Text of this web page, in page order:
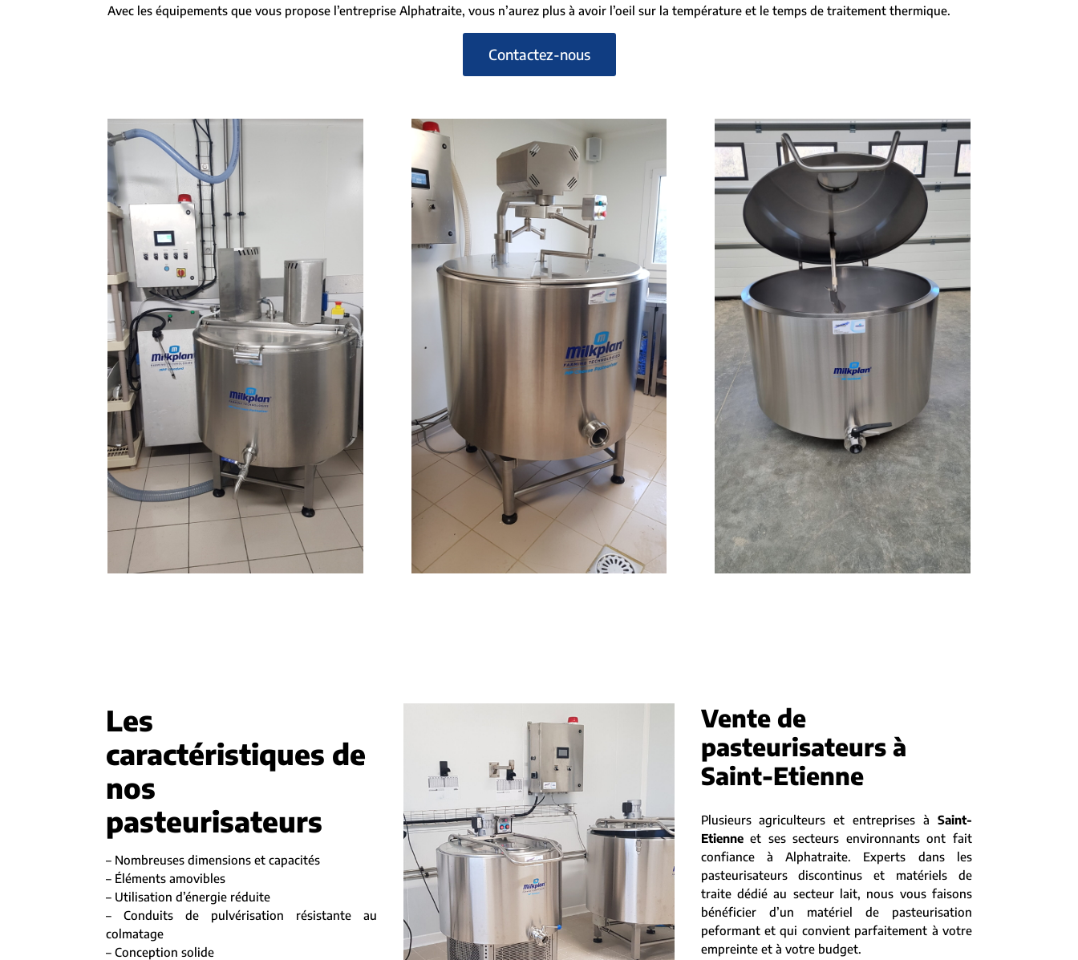
Avec les équipements que vous propose l’entreprise Alphatraite, vous n’aurez plus à avoir l’oeil sur la température et le temps de traitement thermique.
Contactez-nous
Les
caractéristiques de
nos
pasteurisateurs
– Nombreuses dimensions et capacités
– Éléments amovibles
– Utilisation d’énergie réduite
– Conduits de pulvérisation résistante au
colmatage
– Conception solide
Vente de
pasteurisateurs à
Saint-Etienne
Plusieurs agriculteurs et entreprises à Saint-
Etienneet ses secteurs environnants ont fait
confiance à Alphatraite. Experts dans les
pasteurisateurs discontinus et matériels de
traite dédié au secteur lait, nous vous faisons
bénéficier d’un matériel de pasteurisation
peformant et qui convient parfaitement à votre
empreinte et à votre budget.